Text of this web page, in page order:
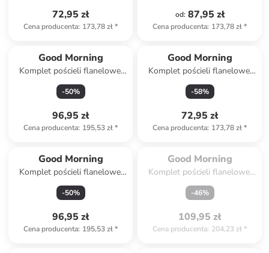
72,95 zł
Cena producenta: 173,78 zł*
od: 87,95 zł
Cena producenta: 173,78 zł*
Good Morning
Komplet pościeli flanelowej
"Niba" w kolorze błękitno-
białym
-50%
96,95 zł
Cena producenta: 195,53 zł*
Good Morning
Komplet pościeli flanelowej
"Barro" w kolorze beżowym
-58%
72,95 zł
Cena producenta: 173,78 zł*
Good Morning
Komplet pościeli flanelowej
"Ladida" w kolorze
jasnoróżowym
-50%
96,95 zł
Cena producenta: 195,53 zł*
Wyprzedane
Good Morning
Komplet pościeli flanelowej
"Dino" ze wzorem
-46%
109,95 zł
Cena producenta: 204,23 zł*